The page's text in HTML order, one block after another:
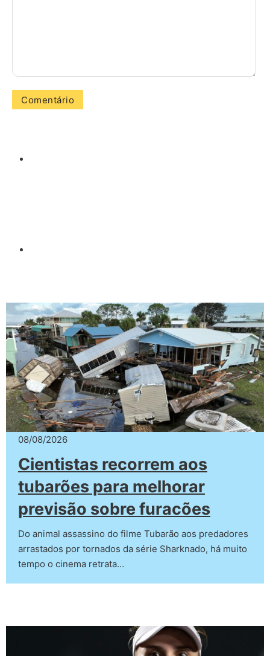
08/08/2026
Cientistas recorrem aos
tubarões para melhorar
previsão sobre furacões
Do animal assassino do filme Tubarão aos predadores
arrastados por tornados da série Sharknado, há muito
tempo o cinema retrata…